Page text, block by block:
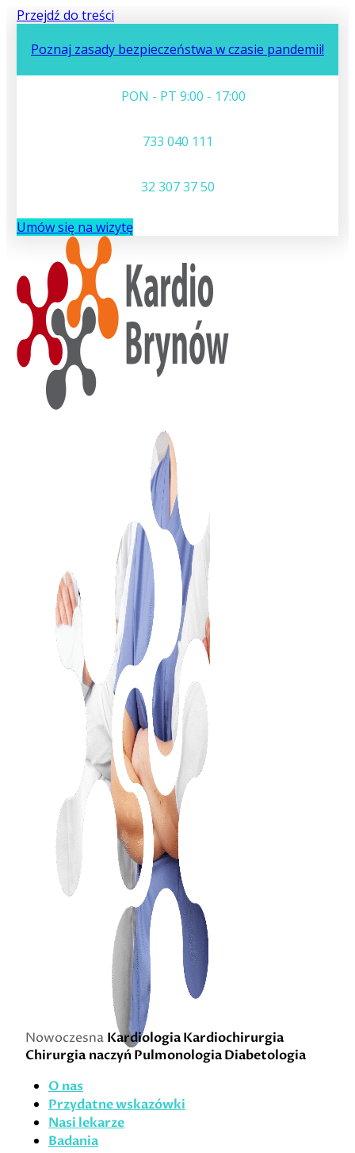
Przejdź do treści
Poznaj zasady bezpieczeństwa w czasie pandemii!
PON - PT 9:00 - 17:00
733 040 111
32 307 37 50
Umów się na wizytę
Nowoczesna KardiologiaKardiochirurgia
Chirurgia naczyńPulmonologiaDiabetologia
O nas
Przydatne wskazówki
Nasi lekarze
Badania